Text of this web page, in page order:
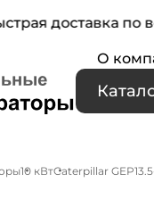
доставка по всей
О
10 кВтCaterpillar